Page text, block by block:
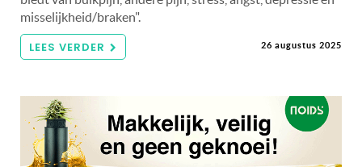
misselijkheid/braken".
LEES VERDER 26 augustus 2025